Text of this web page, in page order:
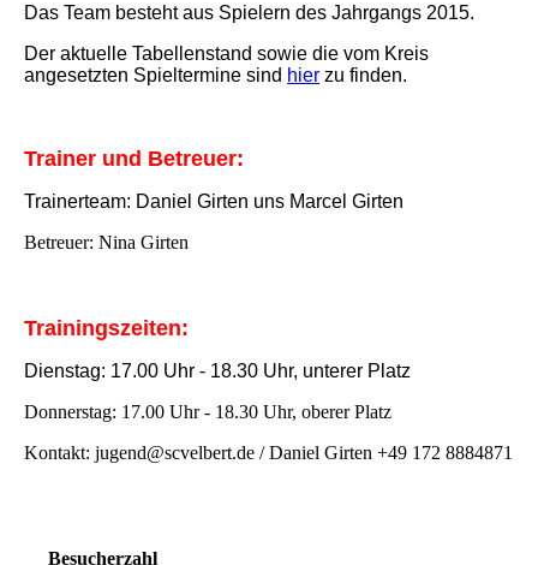
Das Team besteht aus Spielern des Jahrgangs 2015.
Der aktuelle Tabellenstand sowie die vom Kreis
angesetzten Spieltermine sind hier zu finden.
Trainer und Betreuer:
Trainerteam: Daniel Girten uns Marcel Girten
Betreuer: Nina Girten
Trainingszeiten:
Dienstag: 17.00 Uhr - 18.30 Uhr, unterer Platz
Donnerstag: 17.00 Uhr - 18.30 Uhr, oberer Platz
Kontakt: jugend@scvelbert.de / Daniel Girten +49 172 8884871
Besucherzahl